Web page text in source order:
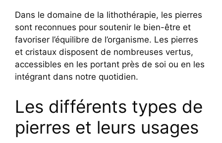
Dans le domaine de la lithothérapie, les pierres
sont reconnues pour soutenir le bien-être et
favoriser l’équilibre de l’organisme. Les pierres
et cristaux disposent de nombreuses vertus,
accessibles en les portant près de soi ou en les
intégrant dans notre quotidien.
Les différents types de
pierres et leurs usages